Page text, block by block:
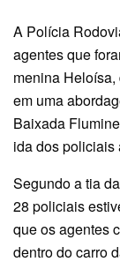
A Polícia
agentes que
menina
em uma
Baixada
ida dos policiais
Segundo a tia
28 policiais
que os agentes
dentro do carro